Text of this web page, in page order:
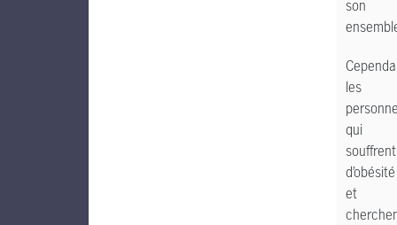
son
les
qui
souffrent
d’obésité
et